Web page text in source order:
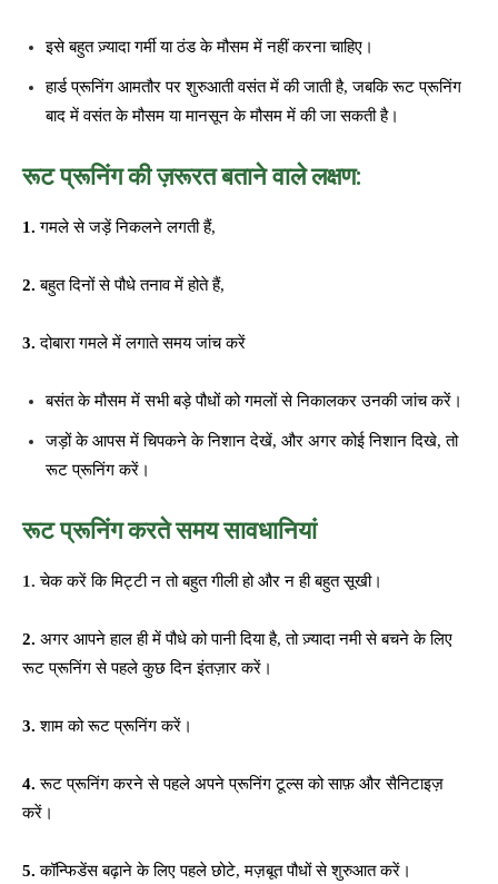
इसे बहुत ज़्यादा गर्मी या ठंड के मौसम में नहीं करना चाहिए।
हार्ड प्रूनिंग आमतौर पर शुरुआती वसंत में की जाती है, जबकि रूट प्रूनिंग
बाद में वसंत के मौसम या मानसून के मौसम में की जा सकती है।
रूट प्रूनिंग की ज़रूरत बताने वाले लक्षण:
1.गमले से जड़ें निकलने लगती हैं,
2.बहुत दिनों से पौधे तनाव में होते हैं,
3. दोबारा गमले में लगाते समय जांच करें
बसंत के मौसम में सभी बड़े पौधों को गमलों से निकालकर उनकी जांच करें।
जड़ों के आपस में चिपकने के निशान देखें, और अगर कोई निशान दिखे, तो
रूट प्रूनिंग करें।
रूट प्रूनिंग करते समय सावधानियां
1. चेक करें कि मिट्टी न तो बहुत गीली हो और न ही बहुत सूखी।
2. अगर आपने हाल ही में पौधे को पानी दिया है, तो ज़्यादा नमी से बचने के लिए
रूट प्रूनिंग से पहले कुछ दिन इंतज़ार करें।
3. शाम को रूट प्रूनिंग करें।
4. रूट प्रूनिंग करने से पहले अपने प्रूनिंग टूल्स को साफ़ और सैनिटाइज़
करें।
5. कॉन्फिडेंस बढ़ाने के लिए पहले छोटे, मज़बूत पौधों से शुरुआत करें।